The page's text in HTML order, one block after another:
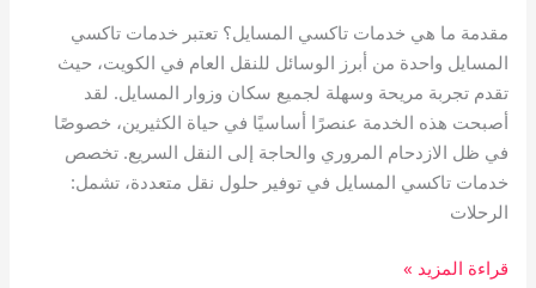
مقدمة ما هي خدمات تاكسي المسايل؟ تعتبر خدمات تاكسي
المسايل واحدة من أبرز الوسائل للنقل العام في الكويت، حيث
تقدم تجربة مريحة وسهلة لجميع سكان وزوار المسايل. لقد
أصبحت هذه الخدمة عنصرًا أساسيًا في حياة الكثيرين، خصوصًا
في ظل الازدحام المروري والحاجة إلى النقل السريع. تخصص
خدمات تاكسي المسايل في توفير حلول نقل متعددة، تشمل:
الرحلات
قراءة المزيد »